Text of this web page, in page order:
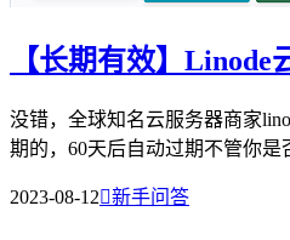
【长期有效】
没错，全球知名云服务器商家
期的，60天后自动过期不管你是
2023-08-12新手问答